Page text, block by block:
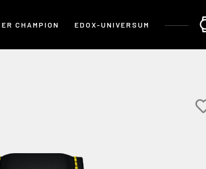
CHAMPION EDOX-UNIVERSUM